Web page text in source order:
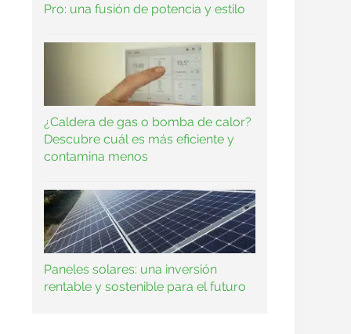
Pro: una fusión de potencia y estilo
¿Caldera de gas o bomba de calor?
Descubre cuál es más eficiente y
contamina menos
Paneles solares: una inversión
rentable y sostenible para el futuro